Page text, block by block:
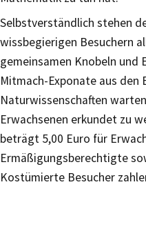
Selbstverständlich stehen
wissbegierigen Besuchern
gemeinsamen Knobeln und
Mitmach-Exponate aus den
Naturwissenschaften
Erwachsenen erkundet zu
beträgt 5,00 Euro für
Ermäßigungsberechtigte
Kostümierte Besucher